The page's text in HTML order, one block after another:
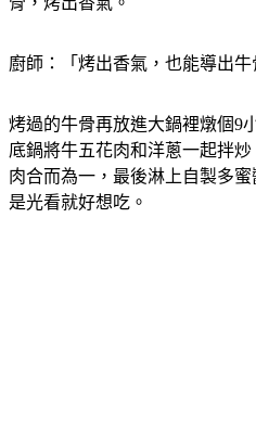
底鍋將牛五花肉和洋蔥一起拌炒
肉合而為一，最後淋上自製多
是光看就好想吃。